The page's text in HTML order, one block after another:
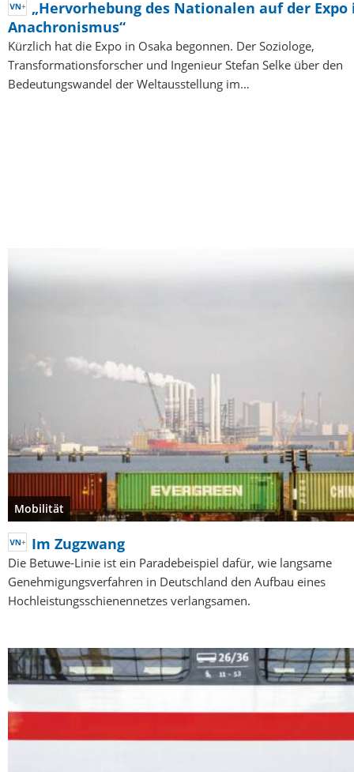
„Hervorhebung des Nationalen auf der
Anachronismus“
Kürzlich hat die Expo in Osaka begonnen. Der Soziologe,
Transformationsforscher und Ingenieur Stefan Selke über den
Bedeutungswandel der Weltausstellung im…
Mobilität
Im Zugzwang
Die Betuwe-Linie ist ein Paradebeispiel dafür, wie langsame
Genehmigungsverfahren in Deutschland den Aufbau eines
Hochleistungsschienennetzes verlangsamen.